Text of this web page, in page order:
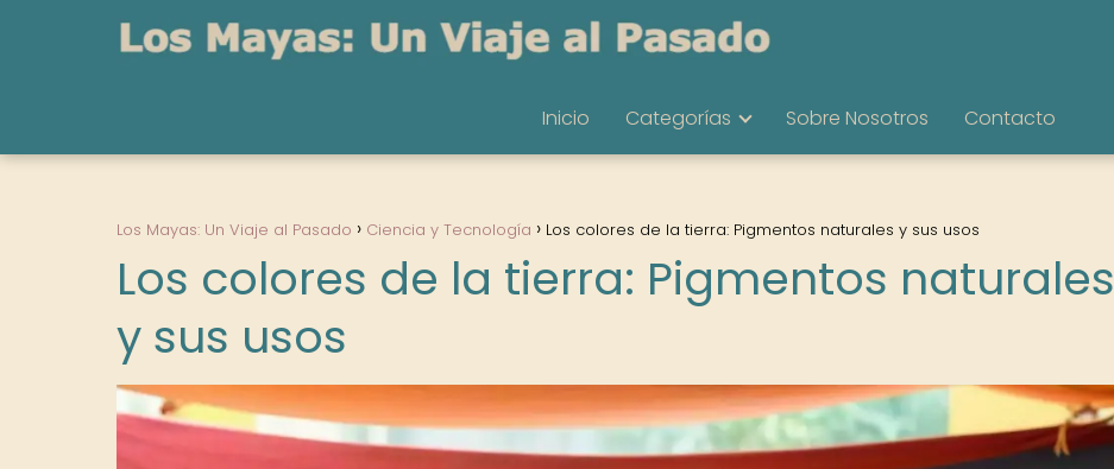
Inicio Categorías Sobre Nosotros Contacto
Los Mayas: Un Viaje al Pasado Ciencia y Tecnología Los colores de la tierra: Pigmentos naturales y sus usos
Los colores de la tierra: Pigmentos naturales
y sus usos